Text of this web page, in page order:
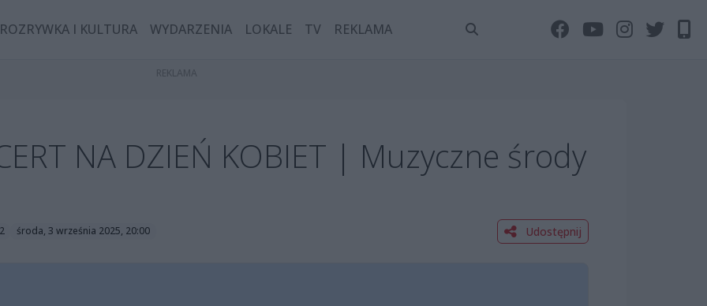
ROZRYWKA I KULTURA WYDARZENIA LOKALE TV REKLAMA
NA DZIEŃ KOBIET | Muzyczne środy
środa, 3 września 2025, 20:00 Udostępnij